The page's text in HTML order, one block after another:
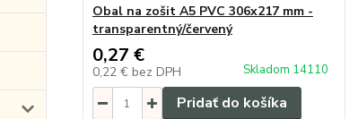
Obal na zošit A5 PVC 306x217 mm -
transparentný/červený
0,27 €
0,22 € bez DPH Skladom 14110
Pridať do košíka